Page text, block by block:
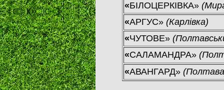
«БІЛОЦЕРКІВКА»
«АРГУС» (Карлівка)
«ЧУТОВЕ»
«САЛАМАНДРА»
«АВАНГАРД»